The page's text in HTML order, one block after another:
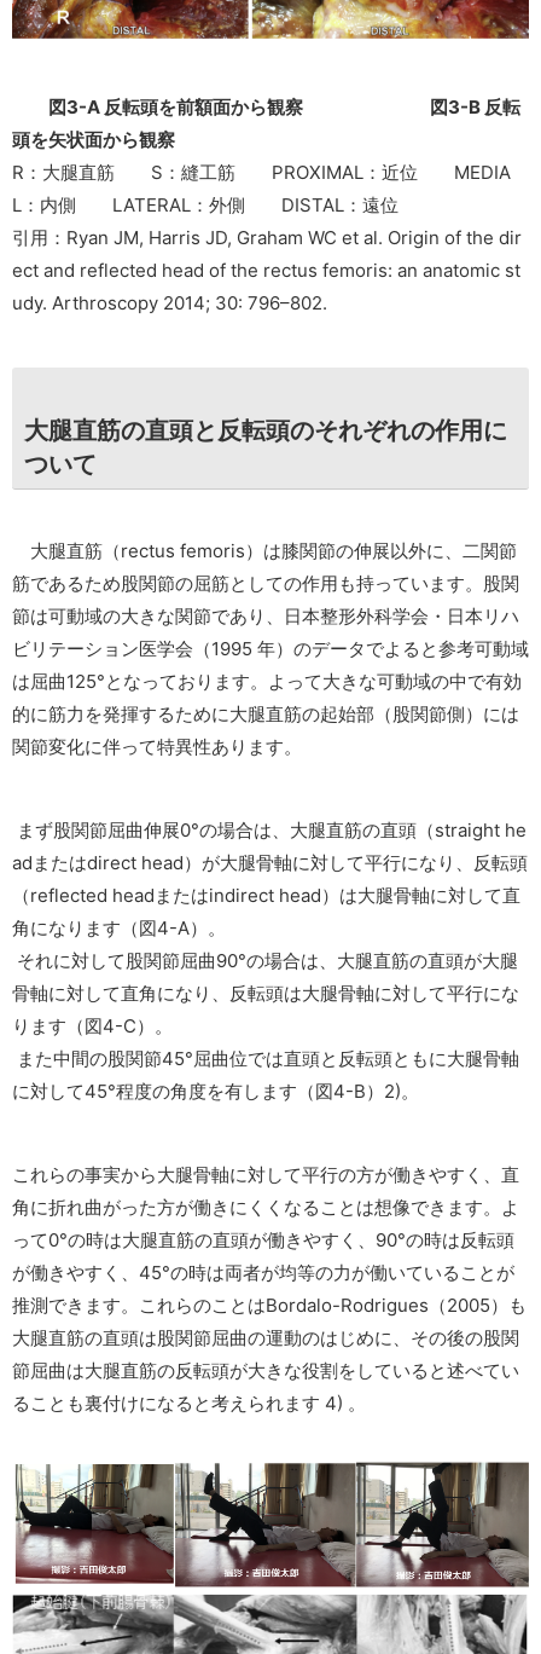
図3-A 反転頭を前額面から観察
図3-B 反転
頭を矢状面から観察
R：大腿直筋 S：縫工筋 PROXIMAL：近位 MEDIA
L：内側 LATERAL：外側 DISTAL：遠位
引用：Ryan JM, Harris JD, Graham WC et al. Origin of the dir
ect and reflected head of the rectus femoris: an anatomic st
udy. Arthroscopy 2014; 30: 796–802.
大腿直筋の直頭と反転頭のそれぞれの作用に
ついて
大腿直筋（rectus femoris）は膝関節の伸展以外に、二関節
筋であるため股関節の屈筋としての作用も持っています。股関
節は可動域の大きな関節であり、日本整形外科学会・日本リハ
ビリテーション医学会（1995 年）のデータでよると参考可動域
は屈曲125°となっております。よって大きな可動域の中で有効
的に筋力を発揮するために大腿直筋の起始部（股関節側）には
関節変化に伴って特異性あります。
まず股関節屈曲伸展0°の場合は、大腿直筋の直頭（straight he
adまたはdirect head）が大腿骨軸に対して平行になり、反転頭
（reflected headまたはindirect head）は大腿骨軸に対して直
角になります（図4-A）。
それに対して股関節屈曲90°の場合は、大腿直筋の直頭が大腿
骨軸に対して直角になり、反転頭は大腿骨軸に対して平行にな
ります（図4-C）。
また中間の股関節45°屈曲位では直頭と反転頭ともに大腿骨軸
に対して45°程度の角度を有します（図4-B）2)。
これらの事実から大腿骨軸に対して平行の方が働きやすく、直
角に折れ曲がった方が働きにくくなることは想像できます。よ
って0°の時は大腿直筋の直頭が働きやすく、90°の時は反転頭
が働きやすく、45°の時は両者が均等の力が働いていることが
推測できます。これらのことはBordalo-Rodrigues（2005）も
大腿直筋の直頭は股関節屈曲の運動のはじめに、その後の股関
節屈曲は大腿直筋の反転頭が大きな役割をしていると述べてい
ることも裏付けになると考えられます 4) 。